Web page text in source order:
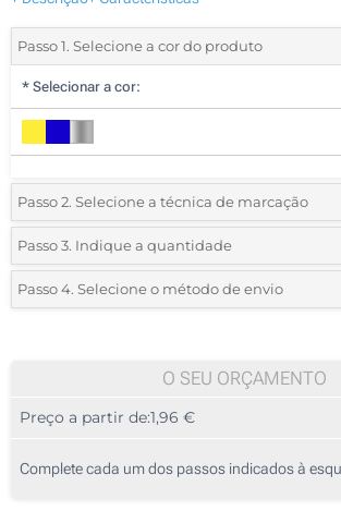
Passo 1. Selecione a cor do produto
* Selecionar a cor:
Passo 2. Selecione a técnica de marcação
*Selecione o tipo de marcação e as cores do
1 Cor (Numa haste)
Gravação a laser (Numa haste)
Passo 3. Indique a quantidade
*Quantidade mínima:25
50
125
Passo 4. Selecione o método de envio
O SEU ORÇAMENTO
Preço a partir de:1,96 €
Complete cada um dos passos indicados à